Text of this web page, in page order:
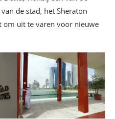
de stad, het Sheraton
om uit te varen voor nieuwe